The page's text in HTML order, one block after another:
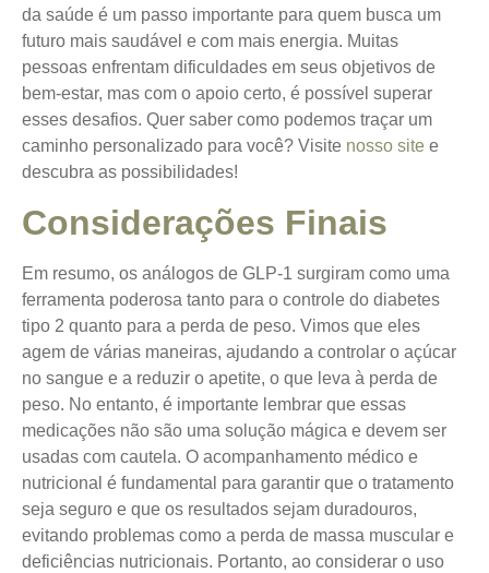
da saúde é um passo importante para quem busca um
futuro mais saudável e com mais energia. Muitas
pessoas enfrentam dificuldades em seus objetivos de
bem-estar, mas com o apoio certo, é possível superar
esses desafios. Quer saber como podemos traçar um
caminho personalizado para você? Visite nosso site e
descubra as possibilidades!
Considerações Finais
Em resumo, os análogos de GLP-1 surgiram como uma
ferramenta poderosa tanto para o controle do diabetes
tipo 2 quanto para a perda de peso. Vimos que eles
agem de várias maneiras, ajudando a controlar o açúcar
no sangue e a reduzir o apetite, o que leva à perda de
peso. No entanto, é importante lembrar que essas
medicações não são uma solução mágica e devem ser
usadas com cautela. O acompanhamento médico e
nutricional é fundamental para garantir que o tratamento
seja seguro e que os resultados sejam duradouros,
evitando problemas como a perda de massa muscular e
deficiências nutricionais. Portanto, ao considerar o uso